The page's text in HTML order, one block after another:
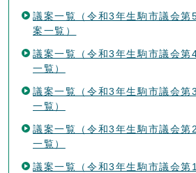
議案一覧（令和3年生駒市議会
案一覧）
議案一覧（令和3年生駒市議会
一覧）
議案一覧（令和3年生駒市議会
一覧）
議案一覧（令和3年生駒市議会
一覧）
議案一覧（令和3年生駒市議会